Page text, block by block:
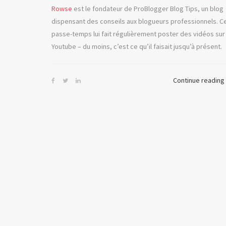
Rowse est le fondateur de ProBlogger Blog Tips, un blog
dispensant des conseils aux blogueurs professionnels.
passe-temps lui fait régulièrement poster des vidéos sur
Youtube – du moins, c’est ce qu’il faisait jusqu’à présent.
Continue reading